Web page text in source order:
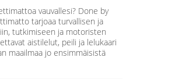
vauvallesi? Done by
tarjoaa turvallisen ja
tutkimiseen ja motoristen
aistilelut, peili ja lelukaari
maailmaa jo ensimmäisistä